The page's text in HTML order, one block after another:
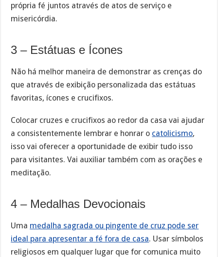
própria fé juntos através de atos de serviço e
misericórdia.
3 – Estátuas e Ícones
Não há melhor maneira de demonstrar as crenças do
que através de exibição personalizada das estátuas
favoritas, ícones e crucifixos.
Colocar cruzes e crucifixos ao redor da casa vai ajudar
a consistentemente lembrar e honrar o catolicismo,
isso vai oferecer a oportunidade de exibir tudo isso
para visitantes. Vai auxiliar também com as orações e
meditação.
4 – Medalhas Devocionais
Uma medalha sagrada ou pingente de cruz pode ser
ideal para apresentar a fé fora de casa. Usar símbolos
religiosos em qualquer lugar que for comunica muito